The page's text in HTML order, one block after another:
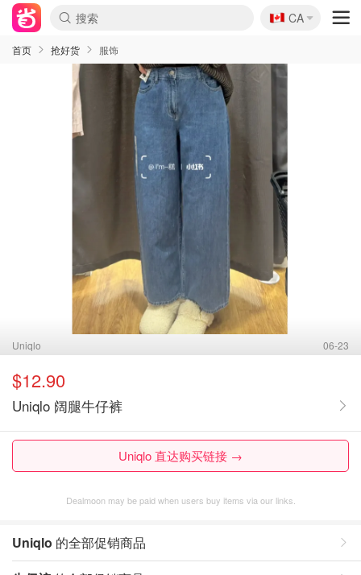
🇨🇦
CA
首页 抢好货 服饰
Uniqlo 06-23
$12.90
Uniqlo 阔腿牛仔裤
Uniqlo 直达购买链接 →
Dealmoon may be paid when users buy items via our links.
Uniqlo 的全部促销商品